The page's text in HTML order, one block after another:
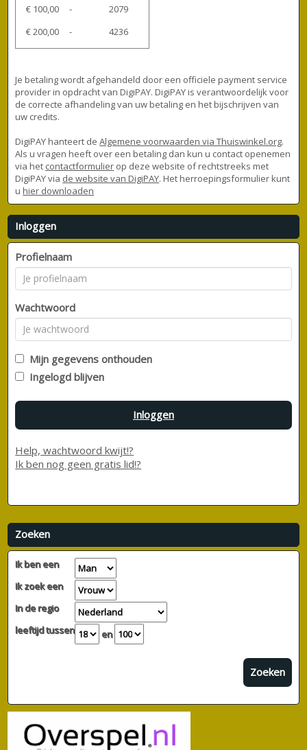
€ 100,00
-
2079
€ 200,00
- 4236
Je betaling wordt afgehandeld door een officiele payment service
provider in opdracht van DigiPAY. DigiPAY is verantwoordelijk voor
de correcte afhandeling van uw betaling en het bijschrijven van
uw credits.
DigiPAY hanteert deAlgemene voorwaarden via Thuiswinkel.org.
Als u vragen heeft over een betaling dan kun u contact openemen
via het contactformulier op deze website of rechtstreeks met
DigiPAY via de website van DigiPAY. Het herroepingsformulier kunt
uhier downloaden
Inloggen
Profielnaam
Wachtwoord
Mijn gegevens onthouden
Ingelogd blijven
Inloggen
Help, wachtwoord kwijt!?
Ik ben nog geen gratis lid!?
Zoeken
Ik ben een
Ik zoek een
In de regio
leeftijd tussen
en
Zoeken